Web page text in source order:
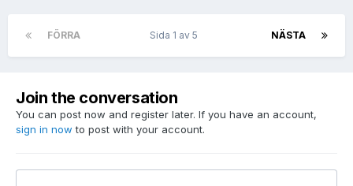
FÖRRA NÄSTA
Sida 1 av 5
Join the conversation
You can post now and register later. If you have an account,
sign in now to post with your account.